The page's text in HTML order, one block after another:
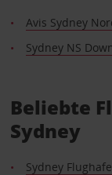
Avis Sydney
Sydney NS
Beliebte
Sydney
Sydney